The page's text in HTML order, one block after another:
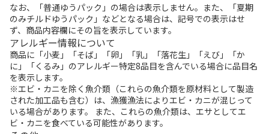
なお、「普通ゆうパック」の場合は表示しません。また、「夏期
のみチルドゆうパック」などとなる場合は、記号での表示はせ
ず、商品内容欄にその旨を表示しています。
アレルギー情報について
商品に「小麦」「そば」「卵」「乳」「落花生」「えび」「か
に」「くるみ」のアレルギー特定8品目を含んでいる場合に品目名
を表示します。
※エビ・カニを除く魚介類（これらの魚介類を原材料として製造
された加工品も含む）は、漁獲漁法によりエビ・カニが混じって
いる場合があります。 また、これらの魚介類は、エサとしてエ
ビ・カニを食べている可能性があります。